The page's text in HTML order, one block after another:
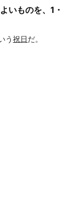
いものを、 1 ・
う 祝日だ。